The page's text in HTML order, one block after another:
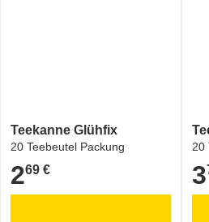
Teekanne Glühfix
20 Teebeutel Packung
2,69 €
269 €
20
3